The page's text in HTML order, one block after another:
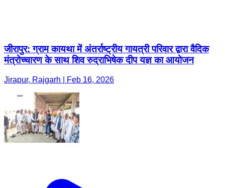
जीरापुर: ग्राम कायथा में अंतर्राष्ट्रीय गायत्री परिवार द्वारा वैदिक
मंत्रोच्चारण के साथ शिव रुद्राभिषेक दीप यज्ञ का आयोजन
Jirapur, Rajgarh | Feb 16, 2026